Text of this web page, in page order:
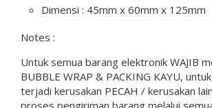
Dimensi : 45mm x 60mm x 125mm
Notes :
Untuk semua barang elektronik WAJIB
BUBBLE WRAP & PACKING KAYU,
terjadi kerusakan PECAH / kerusakan
proses pengiriman barang melalui